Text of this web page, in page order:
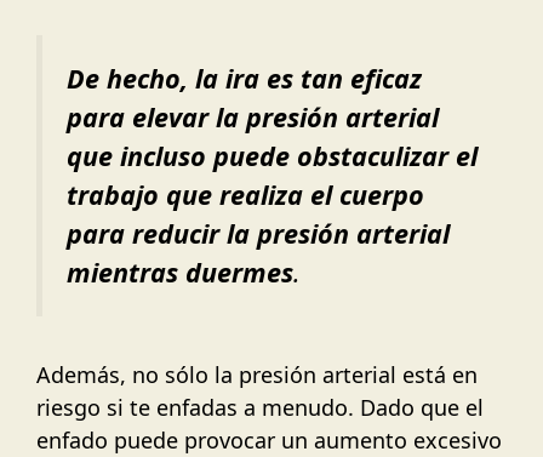
De hecho, la ira es tan eficaz
para elevar la presión arterial
que incluso puede obstaculizar el
trabajo que realiza el cuerpo
para reducir la presión arterial
mientras duermes.
Además, no sólo la presión arterial está en
riesgo si te enfadas a menudo. Dado que el
enfado puede provocar un aumento excesivo